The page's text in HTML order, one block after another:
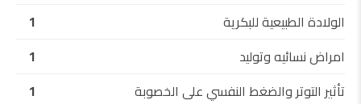
الولادة الطبيعية للبكرية
1
امراض نسائيه وتوليد
1
تأثير التوتر والضغط النفسي على الخصوبة
1